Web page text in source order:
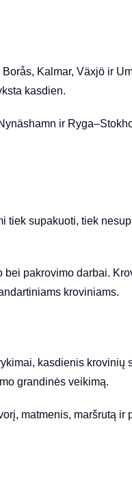
Kalmar, Växjö ir
kasdien.
ir
tiek supakuoti, tiek
bei pakrovimo darbai.
kroviniams.
kasdienis krovinių
grandinės veikimą.
matmenis, maršrutą ir